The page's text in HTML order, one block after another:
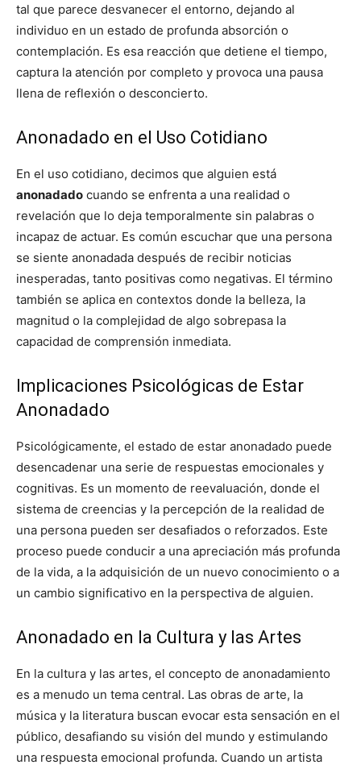
tal que parece desvanecer el entorno, dejando al
individuo en un estado de profunda absorción o
contemplación. Es esa reacción que detiene el tiempo,
captura la atención por completo y provoca una pausa
llena de reflexión o desconcierto.
Anonadado en el Uso Cotidiano
En el uso cotidiano, decimos que alguien está
anonadado cuando se enfrenta a una realidad o
revelación que lo deja temporalmente sin palabras o
incapaz de actuar. Es común escuchar que una persona
se siente anonadada después de recibir noticias
inesperadas, tanto positivas como negativas. El término
también se aplica en contextos donde la belleza, la
magnitud o la complejidad de algo sobrepasa la
capacidad de comprensión inmediata.
Implicaciones Psicológicas de Estar
Anonadado
Psicológicamente, el estado de estar anonadado puede
desencadenar una serie de respuestas emocionales y
cognitivas. Es un momento de reevaluación, donde el
sistema de creencias y la percepción de la realidad de
una persona pueden ser desafiados o reforzados. Este
proceso puede conducir a una apreciación más profunda
de la vida, a la adquisición de un nuevo conocimiento o a
un cambio significativo en la perspectiva de alguien.
Anonadado en la Cultura y las Artes
En la cultura y las artes, el concepto de anonadamiento
es a menudo un tema central. Las obras de arte, la
música y la literatura buscan evocar esta sensación en el
público, desafiando su visión del mundo y estimulando
una respuesta emocional profunda. Cuando un artista